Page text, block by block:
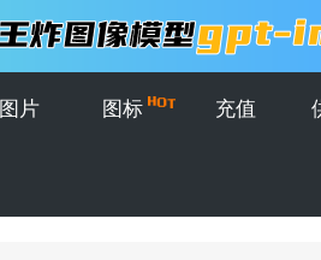
图片 图标 充值